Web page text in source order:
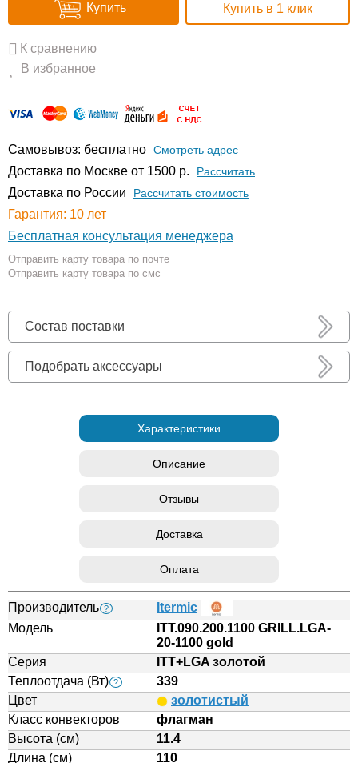
Купить Купить в 1 клик
К сравнению
В избранное
Самовывоз: бесплатно Смотреть адрес
Доставка по Москве от 1500 р. Расcчитать
Доставка по России Рассчитать стоимость
Гарантия: 10 лет
Бесплатная консультация менеджера
Отправить карту товара по почте
Отправить карту товара по смс
Состав поставки
Подобрать аксессуары
Характеристики
Описание
Отзывы
Доставка
Оплата
Производитель ?
Itermic
Модель
ITT.090.200.1100 GRILL.LGA-
20-1100 gold
Серия
ITT+LGA золотой
Теплоотдача (Вт) ?
339
Цвет
золотистый
Класс конвекторов
флагман
Высота (см)
11.4
Длина (см)
110